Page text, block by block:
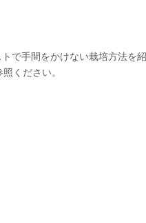
で手間をかけない栽培方法を
ください。